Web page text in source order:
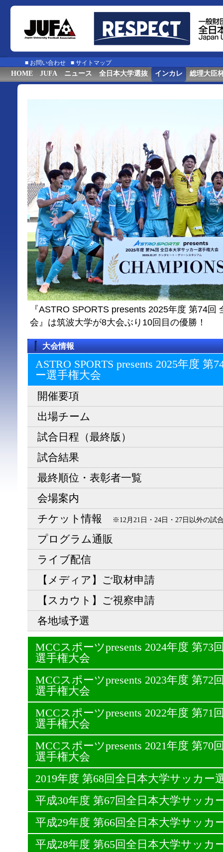
■ お問い合わせ ■ サイトマップ
HOME JUFA ニュース 全日本大学選抜 インカレ 総理大臣
『ASTRO SPORTS presents 2025年度 第74回
会』は筑波大学が8大会ぶり10回目の優勝！
大会情報
ASTRO SPORTS presents 2025年度
ー選⼿権⼤会
開催要項
出場チーム
試合日程（最終版）
試合結果
最終順位・表彰者一覧
会場案内
チケット情報
※12月21日・24日・27日以外の試
プログラム通販
ライブ配信
【メディア】ご取材申請
【スカウト】ご視察申請
各地域予選
MCCスポーツpresents 2024年度 第73
選手権大会
MCCスポーツpresents 2023年度 第72
選手権大会
MCCスポーツpresents 2022年度 第71
選手権大会
MCCスポーツpresents 2021年度 第70
選手権大会
2019年度 第68回全日本大学サッカー
平成30年度 第67回全日本大学サッカ
平成29年度 第66回全日本大学サッカ
平成28年度 第65回全日本大学サッカ